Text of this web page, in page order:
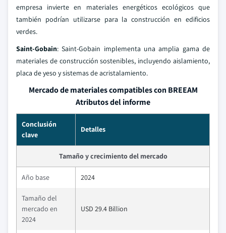
empresa invierte en materiales energéticos ecológicos que
también podrían utilizarse para la construcción en edificios
verdes.
Saint-Gobain: Saint-Gobain implementa una amplia gama de
materiales de construcción sostenibles, incluyendo aislamiento,
placa de yeso y sistemas de acristalamiento.
Mercado de materiales compatibles con BREEAM
Atributos del informe
Conclusión
clave
Detalles
Tamaño y crecimiento del mercado
Año base 2024
Tamaño del
mercado en
2024
USD 29.4 Billion